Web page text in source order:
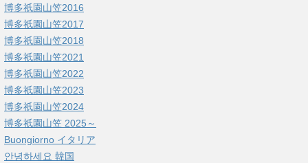
博多祇園山笠2016
博多祇園山笠2017
博多祇園山笠2018
博多祇園山笠2021
博多祇園山笠2022
博多祇園山笠2023
博多祇園山笠2024
博多祇園山笠 2025～
Buongiorno イタリア
안녕하세요 韓国